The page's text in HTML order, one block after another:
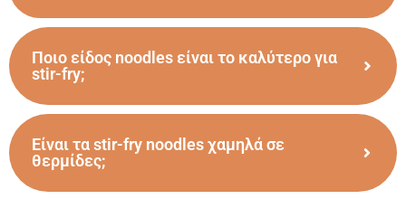
Ποιο είδος noodles είναι το καλύτερο για
stir-fry;
Είναι τα stir-fry noodles χαμηλά σε
θερμίδες;